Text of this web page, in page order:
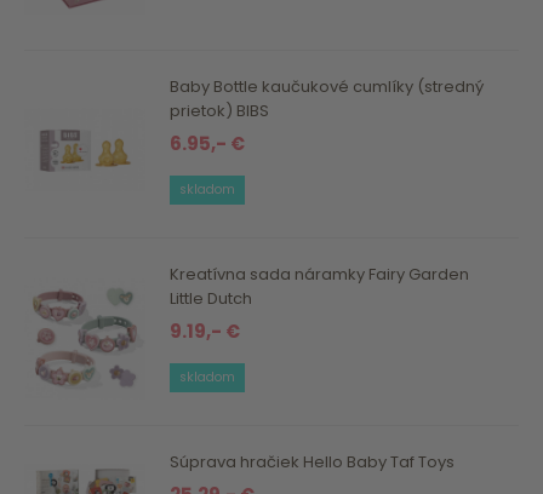
Baby Bottle kaučukové cumlíky (stredný
prietok) BIBS
6.95,- €
skladom
Kreatívna sada náramky Fairy Garden
Little Dutch
9.19,- €
skladom
Súprava hračiek Hello Baby Taf Toys